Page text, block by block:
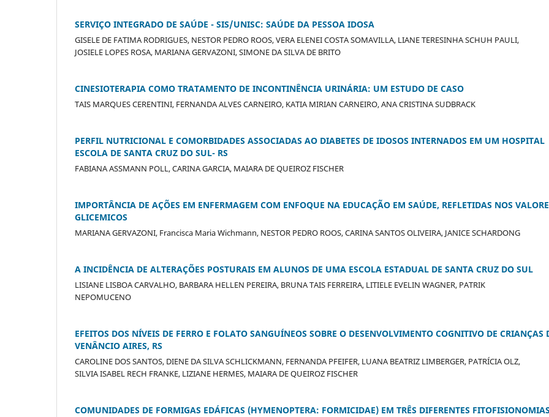
SERVIÇO INTEGRADO DE SAÚDE - SIS/UNISC: SAÚDE DA PESSOA IDOSA
GISELE DE FATIMA RODRIGUES, NESTOR PEDRO ROOS, VERA ELENEI COSTA SOMAVILLA, LIANE TERESINHA SCHUH PAULI,
JOSIELE LOPES ROSA, MARIANA GERVAZONI, SIMONE DA SILVA DE BRITO
CINESIOTERAPIA COMO TRATAMENTO DE INCONTINÊNCIA URINÁRIA: UM ESTUDO DE CASO
TAIS MARQUES CERENTINI, FERNANDA ALVES CARNEIRO, KATIA MIRIAN CARNEIRO, ANA CRISTINA SUDBRACK
PERFIL NUTRICIONAL E COMORBIDADES ASSOCIADAS AO DIABETES DE IDOSOS INTERNADOS EM UM HOSPITAL
ESCOLA DE SANTA CRUZ DO SUL- RS
FABIANA ASSMANN POLL, CARINA GARCIA, MAIARA DE QUEIROZ FISCHER
IMPORTÂNCIA DE AÇÕES EM ENFERMAGEM COM ENFOQUE NA EDUCAÇÃO EM SAÚDE, REFLETIDAS NOS
GLICEMICOS
MARIANA GERVAZONI, Francisca Maria Wichmann, NESTOR PEDRO ROOS, CARINA SANTOS OLIVEIRA, JANICE SCHARDONG
A INCIDÊNCIA DE ALTERAÇÕES POSTURAIS EM ALUNOS DE UMA ESCOLA ESTADUAL DE SANTA CRUZ DO SUL
LISIANE LISBOA CARVALHO, BARBARA HELLEN PEREIRA, BRUNA TAIS FERREIRA, LITIELE EVELIN WAGNER, PATRIK
NEPOMUCENO
EFEITOS DOS NÍVEIS DE FERRO E FOLATO SANGUÍNEOS SOBRE O DESENVOLVIMENTO COGNITIVO DE CRIANÇAS
VENÂNCIO AIRES, RS
CAROLINE DOS SANTOS, DIENE DA SILVA SCHLICKMANN, FERNANDA PFEIFER, LUANA BEATRIZ LIMBERGER, PATRÍCIA OLZ,
SILVIA ISABEL RECH FRANKE, LIZIANE HERMES, MAIARA DE QUEIROZ FISCHER
COMUNIDADES DE FORMIGAS EDÁFICAS (HYMENOPTERA: FORMICIDAE) EM TRÊS DIFERENTES FITOFISIONOMIAS